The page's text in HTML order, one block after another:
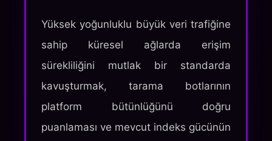
Yüksek yoğunluklu büyük veri trafiğine
sahip küresel ağlarda erişim
sürekliliğini mutlak bir standarda
kavuşturmak, tarama botlarının
platform bütünlüğünü doğru
puanlaması ve mevcut indeks gücünün